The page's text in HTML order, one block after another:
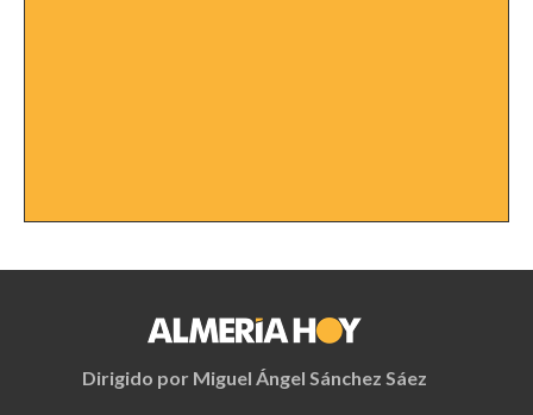
Dirigido por Miguel Ángel Sánchez Sáez